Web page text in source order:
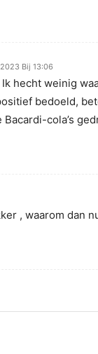
Bij 13:06
hecht weinig
bedoeld,
cola’s
, waarom dan